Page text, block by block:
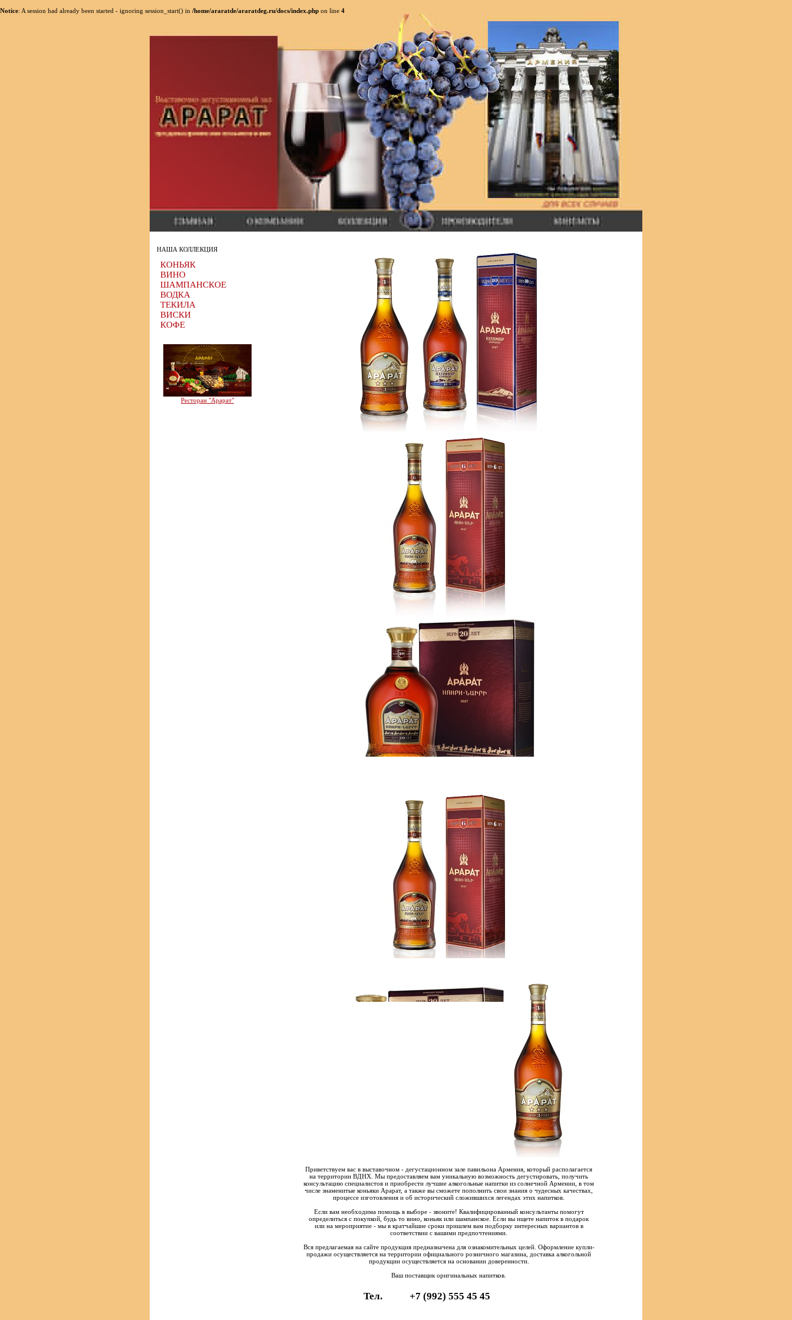
Notice: A session had already been started - ignoring session_start() in /home/araratde/araratdeg.ru/docs/index.php on line 4
НАША КОЛЛЕКЦИЯ
КОНЬЯК
ВИНО
ШАМПАНСКОЕ
ВОДКА
ТЕКИЛА
ВИСКИ
КОФЕ
Ресторан "Арарат"
Приветствуем вас в выставочном - дегустационном зале павильона Армения, который располагается
на территории ВДНХ. Мы предоставляем вам уникальную возможность дегустировать, получить
консультацию специалистов и приобрести лучшие алкогольные напитки из солнечной Армении, в том
числе знаменитые коньяки Арарат, а также вы сможете пополнить свои знания о чудесных качествах,
процессе изготовления и об исторический сложившихся легендах этих напитков.
Если вам необходима помощь в выборе - звоните! Квалифицированный консультанты помогут
определиться с покупкой, будь то вино, коньяк или шампанское. Если вы ищете напиток в подарок
или на мероприятие - мы в кратчайшие сроки пришлем вам подборку интересных вариантов в
соответствии с вашими предпочтениями.
Вся предлагаемая на сайте продукция предназначена для ознакомительных целей. Оформление купли-
продажи осуществляется на территории официального розничного магазина, доставка алкогольной
продукции осуществляется на основании доверенности.
Ваш поставщик оригинальных напитков.
Тел. +7 (992) 555 45 45